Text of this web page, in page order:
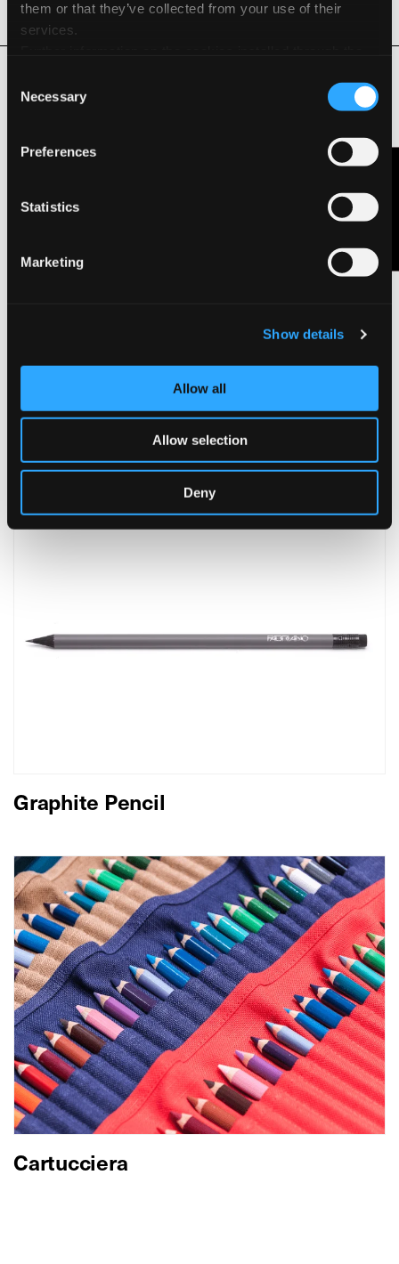
them or that they’ve collected from your use of their
services.
Selection
Necessary
Preferences
Statistics
Marketing
Show details
Allow all
Allow selection
Deny
Hoja
Productos Relacionados
Graphite Pencil
Cartucciera
Contáctanos